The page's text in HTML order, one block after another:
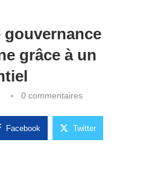
gouvernance
grâce à un
0 commentaires
Facebook Twitter